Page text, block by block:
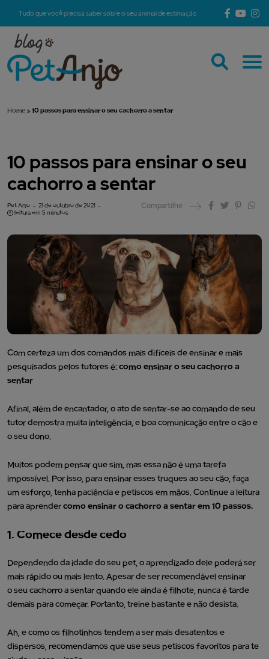
Tudo que você precisa saber sobre o seu animal de estimação
Home » 10 passos para ensinar o seu cachorro a sentar
10 passos para ensinar o seu
cachorro a sentar
Pet Anjo
21 de outubro de 2021
leitura em 5 minutos
Compartilhe
Com certeza um dos comandos mais difíceis de ensinar e mais
pesquisados pelos tutores é:como ensinar o seu cachorro a
sentar
Afinal, além de encantador, o ato de sentar-se ao comando de seu
tutor demostra muita inteligência, e boa comunicação entre o cão e
o seu dono.
Muitos podem pensar que sim, mas essa não é uma tarefa
impossível. Por isso, para ensinar esses truques ao seu cão, faça
um esforço, tenha paciência e petiscos em mãos. Continue a leitura
para aprendercomo ensinar o cachorro a sentar em 10 passos.
1. Comece desde cedo
Dependendo da idade do seu pet, o aprendizado dele poderá ser
mais rápido ou mais lento. Apesar de ser recomendável ensinar
o seu cachorro a sentar quando ele ainda é filhote, nunca é tarde
demais para começar. Portanto, treine bastante e não desista.
Ah, e como os filhotinhos tendem a ser mais desatentos e
dispersos, recomendamos que use seus petiscos favoritos para te